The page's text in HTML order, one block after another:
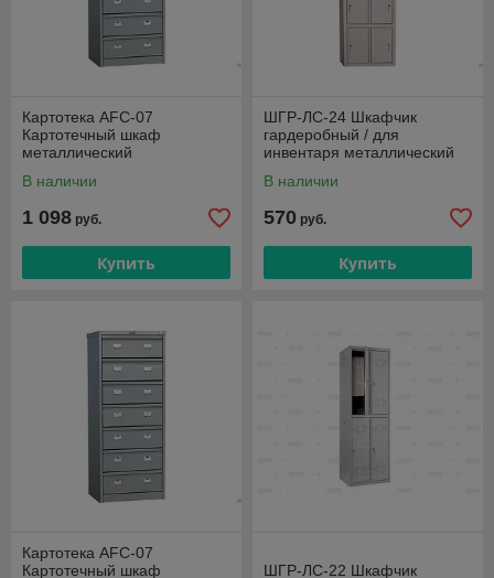
Картотека AFC-07
Картотечный шкаф
металлический
В наличии
1 098 руб.
Купить
ШГР-ЛС-24 Шкафчик
гардеробный / для
инвентаря металлический
В наличии
570 руб.
Купить
Картотека AFC-07
Картотечный шкаф
ШГР-ЛС-22 Шкафчик